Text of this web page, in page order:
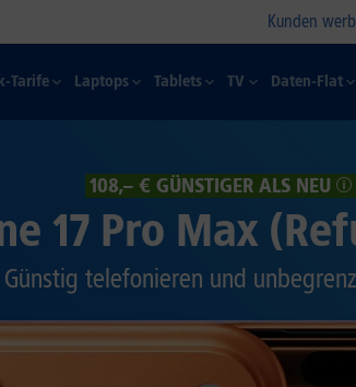
Kunden
Tarife Laptops Tablets TV Daten-Flat
108,– € GÜNSTIGER ALS NEU
17 Pro Max
Günstig telefonieren und